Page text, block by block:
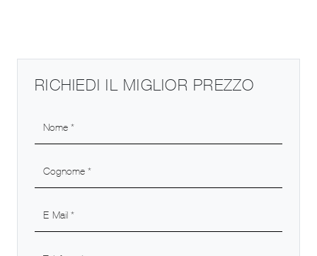
RICHIEDI IL MIGLIOR PREZZO